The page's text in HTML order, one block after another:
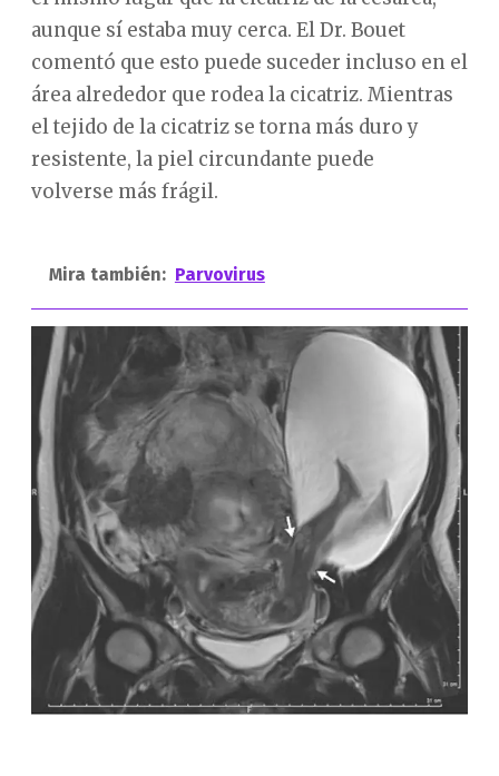
aunque sí estaba muy cerca. El Dr. Bouet
comentó que esto puede suceder incluso en el
área alrededor que rodea la cicatriz. Mientras
el tejido de la cicatriz se torna más duro y
resistente, la piel circundante puede
volverse más frágil.
Mira también: Parvovirus